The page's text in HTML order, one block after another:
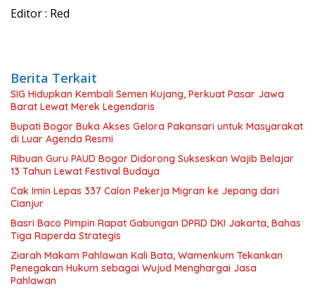
Editor : Red
Berita Terkait
SIG Hidupkan Kembali Semen Kujang, Perkuat Pasar Jawa
Barat Lewat Merek Legendaris
Bupati Bogor Buka Akses Gelora Pakansari untuk Masyarakat
di Luar Agenda Resmi
Ribuan Guru PAUD Bogor Didorong Sukseskan Wajib Belajar
13 Tahun Lewat Festival Budaya
Cak Imin Lepas 337 Calon Pekerja Migran ke Jepang dari
Cianjur
Basri Baco Pimpin Rapat Gabungan DPRD DKI Jakarta, Bahas
Tiga Raperda Strategis
Ziarah Makam Pahlawan Kali Bata, Wamenkum Tekankan
Penegakan Hukum sebagai Wujud Menghargai Jasa
Pahlawan